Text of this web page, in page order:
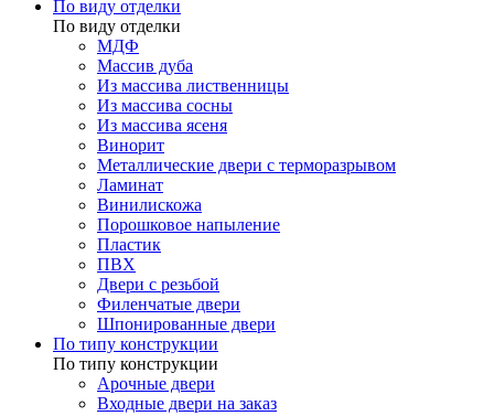
По виду отделки
По виду отделки
МДФ
Массив дуба
Из массива лиственницы
Из массива сосны
Из массива ясеня
Винорит
Металлические двери с терморазрывом
Ламинат
Винилискожа
Порошковое напыление
Пластик
ПВХ
Двери с резьбой
Филенчатые двери
Шпонированные двери
По типу конструкции
По типу конструкции
Арочные двери
Входные двери на заказ